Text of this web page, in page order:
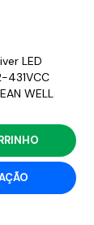
LED
431VCC
WELL